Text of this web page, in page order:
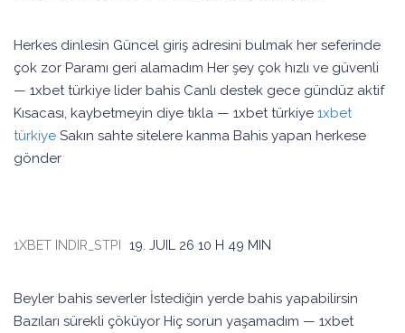
Herkes dinlesin Güncel giriş adresini bulmak her seferinde
çok zor Paramı geri alamadım Her şey çok hızlı ve güvenli
— 1xbet türkiye lider bahis Canlı destek gece gündüz aktif
Kısacası, kaybetmeyin diye tıkla — 1xbet türkiye 1xbet
türkiye Sakın sahte sitelere kanma Bahis yapan herkese
gönder
1XBET INDIR_STPI 19. JUIL 26 10 H 49 MIN
Beyler bahis severler İstediğin yerde bahis yapabilirsin
Bazıları sürekli çöküyor Hiç sorun yaşamadım — 1xbet